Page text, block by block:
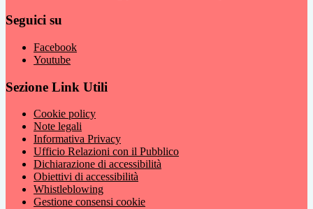
Seguici su
Facebook
Youtube
Sezione Link Utili
Cookie policy
Note legali
Informativa Privacy
Ufficio Relazioni con il Pubblico
Dichiarazione di accessibilità
Obiettivi di accessibilità
Whistleblowing
Gestione consensi cookie